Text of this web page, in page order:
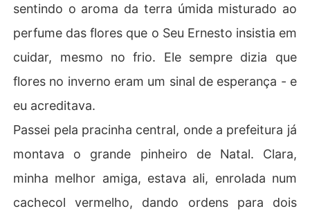
sentindo o aroma da terra úmida misturado ao
perfume das flores que o Seu Ernesto insistia em
cuidar, mesmo no frio. Ele sempre dizia que
flores no inverno eram um sinal de esperança - e
eu acreditava.
Passei pela pracinha central, onde a prefeitura já
montava o grande pinheiro de Natal. Clara,
minha melhor amiga, estava ali, enrolada num
cachecol vermelho, dando ordens para dois